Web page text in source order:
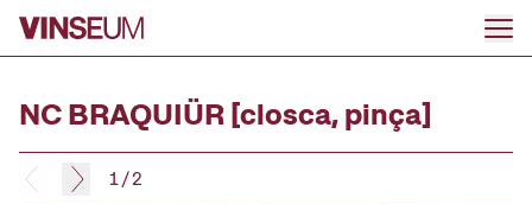
Go to content
NC BRAQUIÜR [closca, pinça]
1/2